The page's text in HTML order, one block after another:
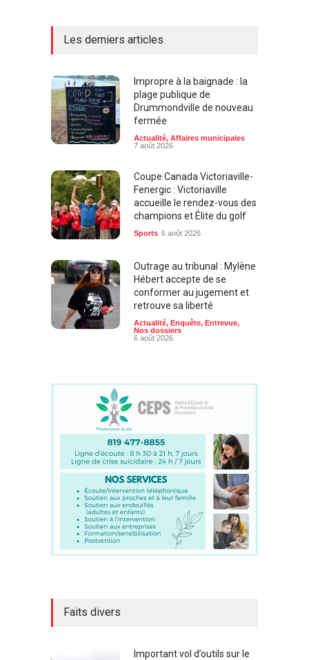
Les derniers articles
Impropre à la baignade : la
plage publique de
Drummondville de nouveau
fermée
Actualité, Affaires municipales
7 août 2026
Coupe Canada Victoriaville-
Fenergic : Victoriaville
accueille le rendez-vous des
champions et Élite du golf
Sports 6 août 2026
Outrage au tribunal : Mylène
Hébert accepte de se
conformer au jugement et
retrouve sa liberté
Actualité, Enquête, Entrevue,
Nos dossiers
6 août 2026
Faits divers
Important vol d’outils sur le